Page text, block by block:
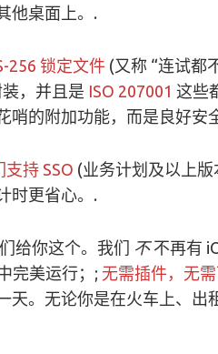
他桌面上。.
256 锁定文件 (又称 “连试都
，并且是 ISO 207001 这些
哨的附加功能，而是良好安
支持 SSO (业务计划及以上
时更省心。.
给你这个。我们 不不再有
完美运行；; 无需插件，无
天。无论你是在火车上、出